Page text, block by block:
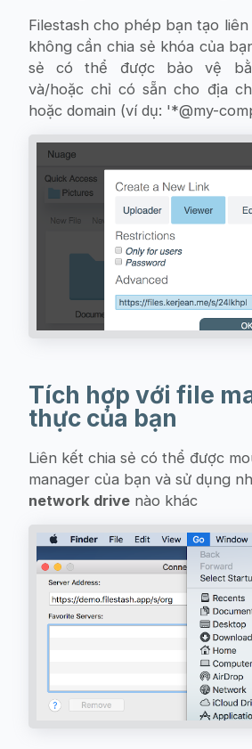
Filestash cho phép bạn tạo
không cần chia sẻ khóa của
sẻ có thể được bảo vệ
và/hoặc chỉ có sẵn cho địa
hoặc domain (ví dụ: '*@my-
Tích hợp với file
thực của bạn
Liên kết chia sẻ có thể được
manager của bạn và sử dụng
network drivenào khác